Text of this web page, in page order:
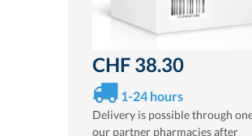
CHF 38.30
1-24 hours
Delivery is possible through
our partner pharmacies after